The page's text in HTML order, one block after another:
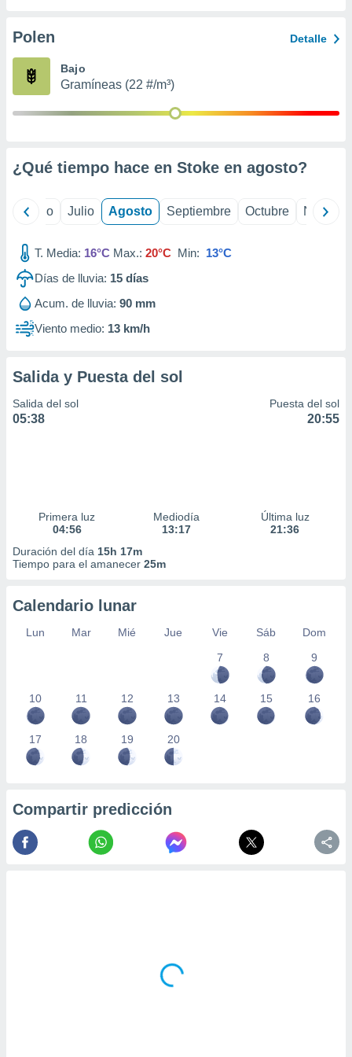
e
mediante
de
Polen Detalle
Bajo
Gramíneas (22 #/m³)
¿Qué tiempo hace en Stoke en agosto?
Junio Julio Agosto Septiembre Octubre
T. Media: 16°C Max.: 20°C Min: 13°C
Días de lluvia: 15 días
Acum. de lluvia: 90 mm
Viento medio: 13 km/h
Salida y Puesta del sol
Salida del sol
05:38
Puesta del sol
20:55
Primera luz
04:56
Mediodía
13:17
Última luz
21:36
Duración del día 15h 17m
Tiempo para el amanecer 25m
Calendario lunar
Lun Mar Mié Jue Vie Sáb
Dom
7
8 9
10 11 12 13 14 15 16
17 18 19 20
Compartir predicción